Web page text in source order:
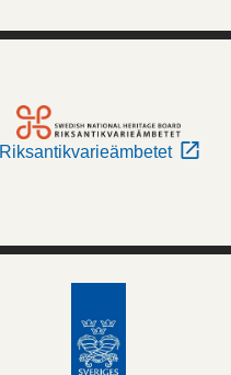
Riksantikvarieämbetet